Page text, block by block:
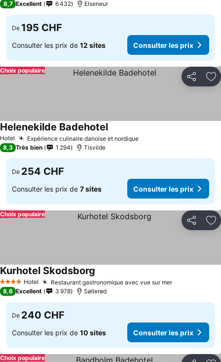
8,7 Excellent 6 432 Elseneur
De 195 CHF
Consulter les prix de 12 sites Consulter les prix
Partager
Choix populaire
Hotel Expérience culinaire danoise et nordique
Helenekilde Badehotel
8,3 Très bien 1 294 Tisvilde
De 254 CHF
Consulter les prix de 7 sites Consulter les prix
Partager
Choix populaire
4 Étoiles Hotel Restaurant gastronomique avec vue sur mer
Kurhotel Skodsborg
8,6 Excellent 3 978 Søllerød
De 240 CHF
Consulter les prix de 10 sites Consulter les prix
Choix populaire